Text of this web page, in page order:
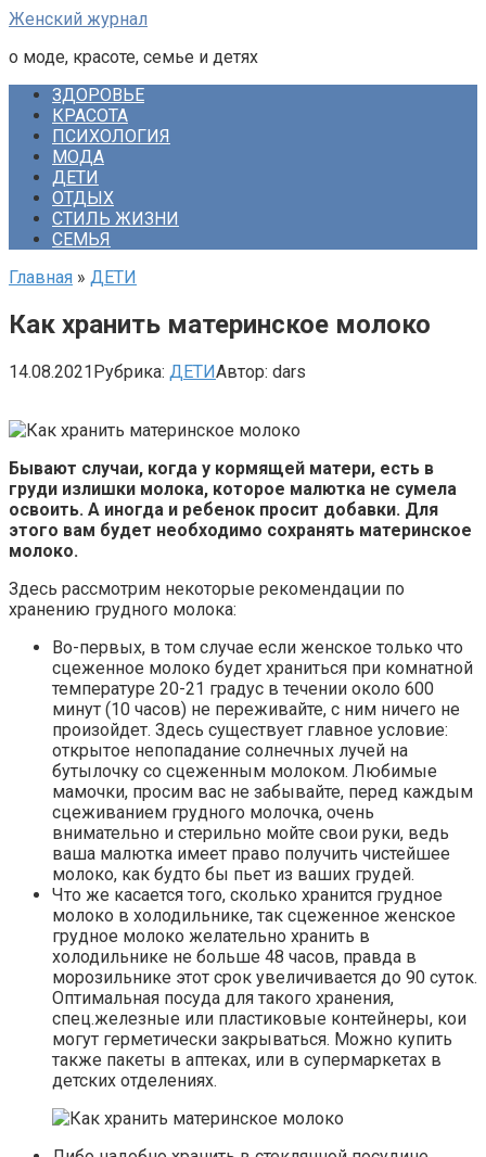
Перейти
контенту
Женский журнал
о моде, красоте, семье и детях
ЗДОРОВЬЕ
КРАСОТА
ПСИХОЛОГИЯ
МОДА
ДЕТИ
ОТДЫХ
СТИЛЬ ЖИЗНИ
СЕМЬЯ
Главная » ДЕТИ
Как хранить материнское молоко
14.08.2021Рубрика: ДЕТИАвтор: dars
Бывают случаи, когда у кормящей матери, есть в
груди излишки молока, которое малютка не сумела
освоить. А иногда и ребенок просит добавки. Для
этого вам будет необходимо сохранять материнское
молоко.
Здесь рассмотрим некоторые рекомендации по
хранению грудного молока:
Во-первых, в том случае если женское только что
сцеженное молоко будет храниться при комнатной
температуре 20-21 градус в течении около 600
минут (10 часов) не переживайте, с ним ничего не
произойдет. Здесь существует главное условие:
открытое непопадание солнечных лучей на
бутылочку со сцеженным молоком. Любимые
мамочки, просим вас не забывайте, перед каждым
сцеживанием грудного молочка, очень
внимательно и стерильно мойте свои руки, ведь
ваша малютка имеет право получить чистейшее
молоко, как будто бы пьет из ваших грудей.
Что же касается того, сколько хранится грудное
молоко в холодильнике, так сцеженное женское
грудное молоко желательно хранить в
холодильнике не больше 48 часов, правда в
морозильнике этот срок увеличивается до 90 суток.
Оптимальная посуда для такого хранения,
спец.железные или пластиковые контейнеры, кои
могут герметически закрываться. Можно купить
также пакеты в аптеках, или в супермаркетах в
детских отделениях.